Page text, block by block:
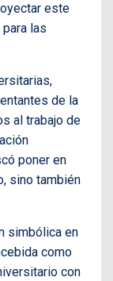
este
las
de la
al trabajo de
poner en
sino también
simbólica en
como
con